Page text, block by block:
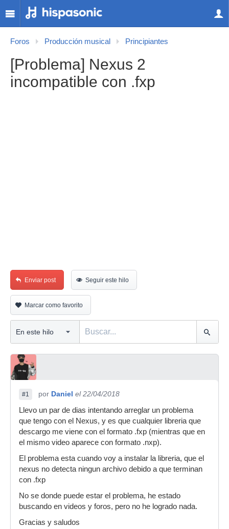
Foros Producción musical Principiantes
[Problema] Nexus 2
incompatible con .fxp
Enviar post Seguir este hilo
Marcar como favorito
#1 por Daniel el 22/04/2018
Llevo un par de dias intentando arreglar un problema
que tengo con el Nexus, y es que cualquier libreria que
descargo me viene con el formato .fxp (mientras que en
el mismo video aparece con formato .nxp).
El problema esta cuando voy a instalar la libreria, que el
nexus no detecta ningun archivo debido a que terminan
con .fxp
No se donde puede estar el problema, he estado
buscando en videos y foros, pero no he logrado nada.
Gracias y saludos